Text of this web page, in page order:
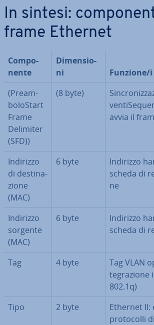
In sintesi:
frame Ethernet
Com­po­
nen­te
Di­men­sio­
ni
Funzione/i
(Pre­am­
bo­lo­Start
Frame
Delimiter
(SFD))
(8 byte)
avvia il
Indirizzo
di de­sti­na­
zio­ne
(MAC)
6 byte
Indirizzo
scheda di
ne
Indirizzo
sorgente
(MAC)
6 byte
Indirizzo
scheda di
Tag 4 byte
Tag VLAN
te­gra­zio­ne
802.1q)
Tipo
2 byte
Ethernet
pro­to­col­li